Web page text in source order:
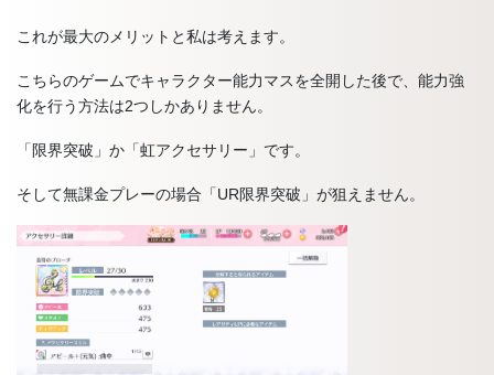
これが最大のメリットと私は考えます。
こちらのゲームでキャラクター能力マスを全開した後で、能力強
化を行う方法は2つしかありません。
「限界突破」か「虹アクセサリー」です。
そして無課金プレーの場合「UR限界突破」が狙えません。